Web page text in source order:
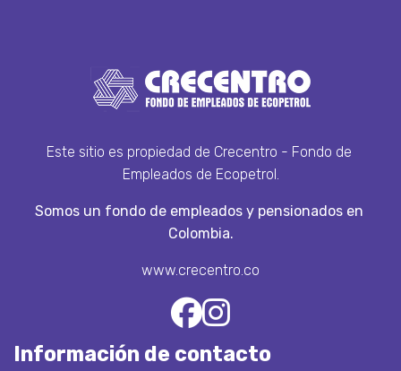
Este sitio es propiedad de Crecentro - Fondo de
Empleados de Ecopetrol.
Somos un fondo de empleados y pensionados en
Colombia.
www.crecentro.co
Información de contacto